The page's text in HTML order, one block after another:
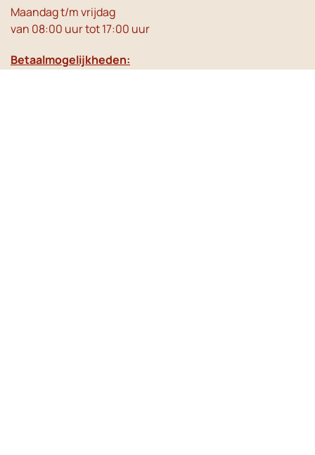
Maandag t/m vrijdag
van 08:00 uur tot 17:00 uur
Betaalmogelijkheden: